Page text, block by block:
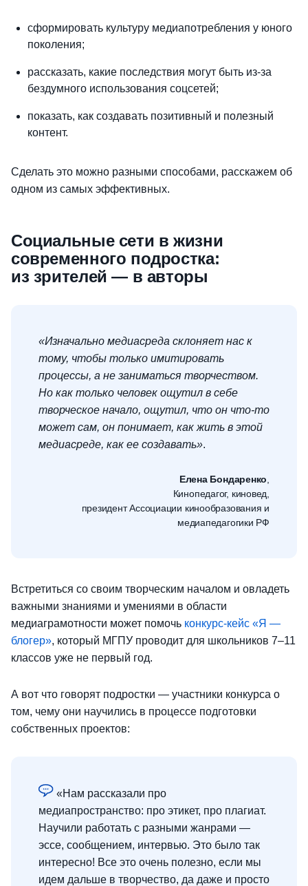
сформировать культуру медиапотребления у юного
поколения;
рассказать, какие последствия могут быть из-за
бездумного использования соцсетей;
показать, как создавать позитивный и полезный
контент.
Сделать это можно разными способами, расскажем об
одном из самых эффективных.
Социальные сети в жизни
современного подростка:
из зрителей — в авторы
«Изначально медиасреда склоняет нас к
тому, чтобы только имитировать
процессы, а не заниматься творчеством.
Но как только человек ощутил в себе
творческое начало, ощутил, что он что-то
может сам, он понимает, как жить в этой
медиасреде, как ее создавать».
Елена Бондаренко
Кинопедагог, киновед,
президент Ассоциации кинообразования и
медиапедагогики РФ
Встретиться со своим творческим началом и овладеть
важными знаниями и умениями в области
медиаграмотности может помочь конкурс-кейс «Я —
блогер», который МГПУ проводит для школьников 7–11
классов уже не первый год.
А вот что говорят подростки — участники конкурса о
том, чему они научились в процессе подготовки
собственных проектов:
«Нам рассказали про
медиапространство: про этикет, про плагиат.
Научили работать с разными жанрами —
эссе, сообщением, интервью. Это было так
интересно! Все это очень полезно, если мы
идем дальше в творчество, да даже и просто